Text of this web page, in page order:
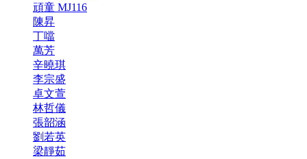
頑童 MJ116
陳昇
丁噹
萬芳
辛曉琪
李宗盛
卓文萱
林哲儀
張韶涵
劉若英
梁靜茹